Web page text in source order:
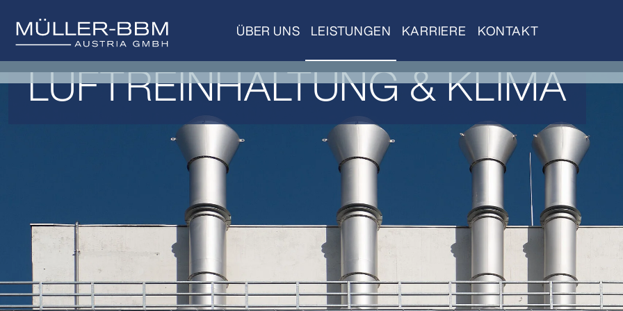
ÜBER UNS LEISTUNGEN KARRIERE KONTAKT
LUFTREINHALTUNG & KLIMA